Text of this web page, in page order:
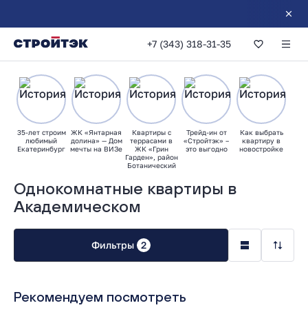
+7 (343) 318-31-35
Однокомнатные квартиры в
Академическом
35-лет строим
любимый
Екатеринбург
ЖК «Янтарная
долина» — Дом
мечты на ВИЗе
Квартиры с
террасами в
ЖК «Грин
Гарден», район
Ботанический
Трейд-ин от
«Стройтэк» –
это выгодно
Как выбрать
квартиру в
новостройке
Фильтры 2
Рекомендуем посмотреть